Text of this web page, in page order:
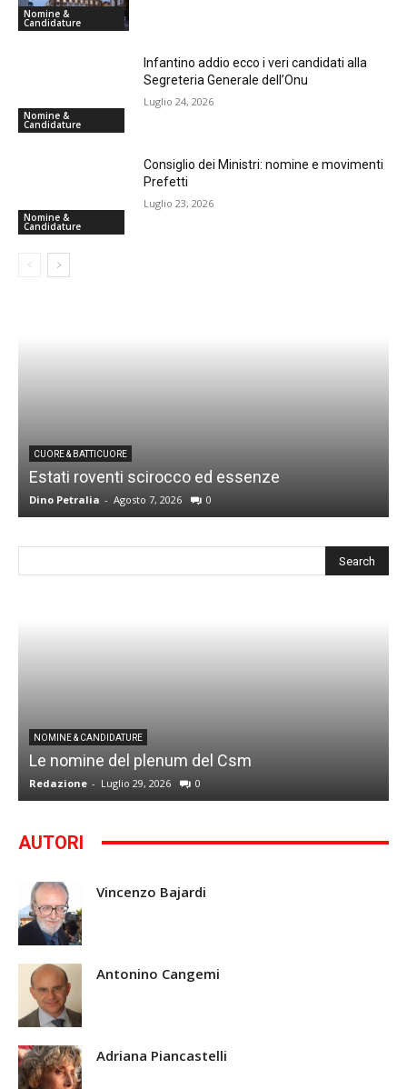
Nomine &
Candidature
Nomine &
Candidature
Infantino addio ecco i veri candidati alla
Segreteria Generale dell’Onu
Luglio 24, 2026
Nomine &
Candidature
Consiglio dei Ministri: nomine e movimenti
Prefetti
Luglio 23, 2026
CUORE & BATTICUORE
Estati roventi scirocco ed essenze
Dino Petralia - Agosto 7, 2026 0
NOMINE & CANDIDATURE
Le nomine del plenum del Csm
Redazione - Luglio 29, 2026 0
AUTORI
Vincenzo Bajardi
Antonino Cangemi
Adriana Piancastelli